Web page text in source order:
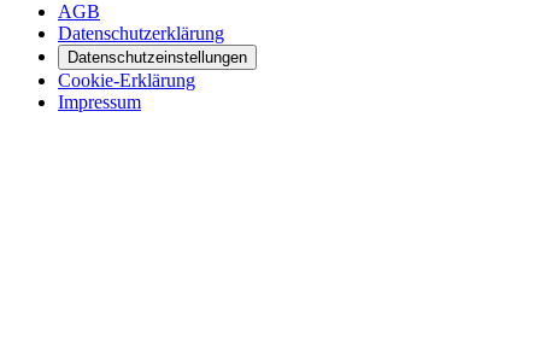
AGB
Datenschutzerklärung
Datenschutzeinstellungen
Cookie-Erklärung
Impressum